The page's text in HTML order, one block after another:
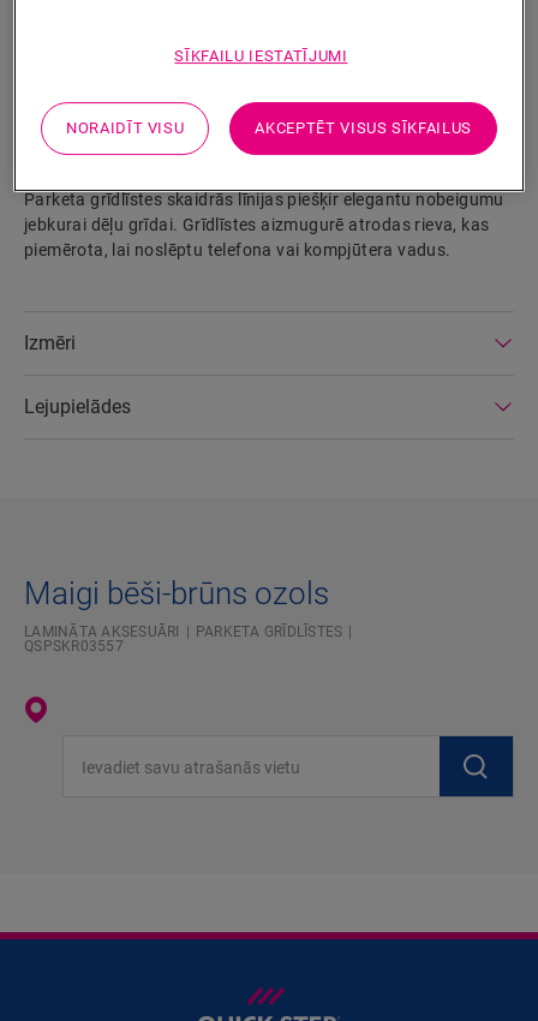
Izstrādājuma parametri
Parketa grīdlīstes skaidrās līnijas piešķir elegantu nobeigumu
jebkurai dēļu grīdai. Grīdlīstes aizmugurē atrodas rieva, kas
piemērota, lai noslēptu telefona vai kompjūtera vadus.
Izmēri
Lejupielādes
Maigi bēši-brūns ozols
LAMINĀTA AKSESUĀRI
PARKETA GRĪDLĪSTES
QSPSKR03557
SĪKFAILU IESTATĪJUMI
NORAIDĪT VISU AKCEPTĒT VISUS SĪKFAILUS